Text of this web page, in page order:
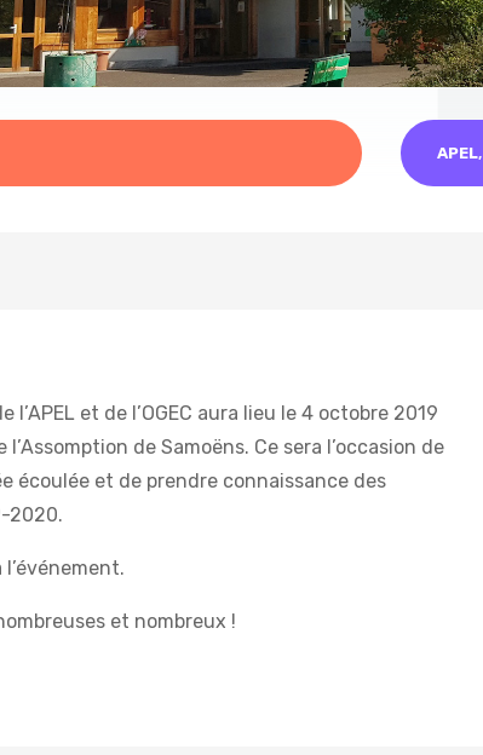
APEL,
l’APEL et de l’OGEC aura lieu le 4 octobre 2019
l’Assomption de Samoëns. Ce sera l’occasion de
écoulée et de prendre connaissance des
2020.
et nombreux !